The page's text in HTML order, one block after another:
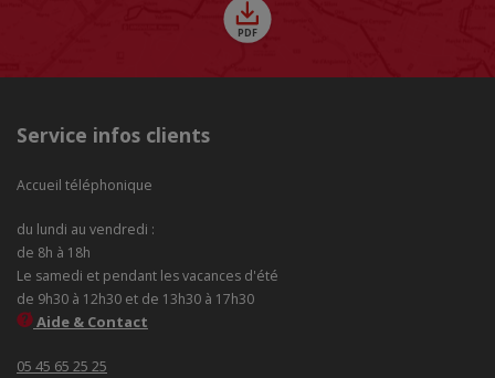
Service infos clients
Accueil téléphonique
du lundi au vendredi :
de 8h à 18h
Le samedi et pendant les vacances d'été
de 9h30 à 12h30 et de 13h30 à 17h30
Aide & Contact
05 45 65 25 25